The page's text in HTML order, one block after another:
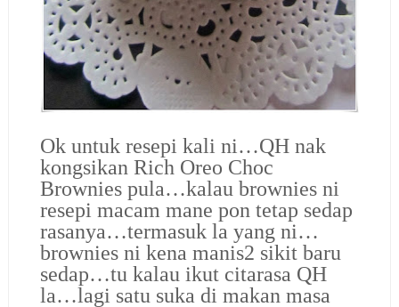
Ok untuk resepi kali ni…QH nak
kongsikan Rich Oreo Choc
Brownies pula…kalau brownies ni
resepi macam mane pon tetap sedap
rasanya…termasuk la yang ni…
brownies ni kena manis2 sikit baru
sedap…tu kalau ikut citarasa QH
la…lagi satu suka di makan masa